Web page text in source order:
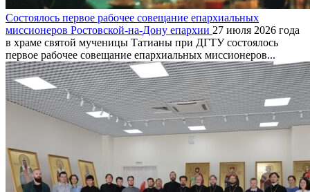
Состоялось первое рабочее совещание епархиальных
миссионеров Ростовской-на-Дону епархии 27 июля 2026 года
в храме святой мученицы Татианы при ДГТУ состоялось
первое рабочее совещание епархиальных миссионеров...